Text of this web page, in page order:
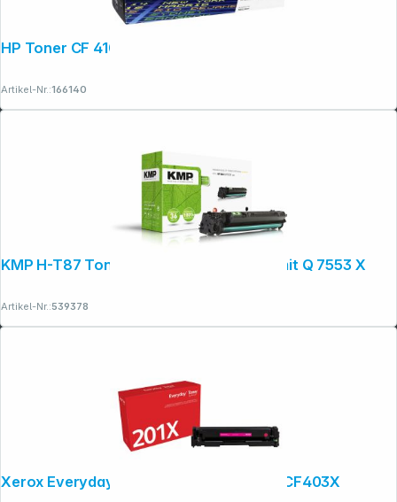
Artikel-Nr.:166140
KMP H-T87 Toner schwarz kompatibel mit Q 7553 X
Artikel-Nr.:539378
Xerox Everyday Magenta Toner ers. HP CF403X